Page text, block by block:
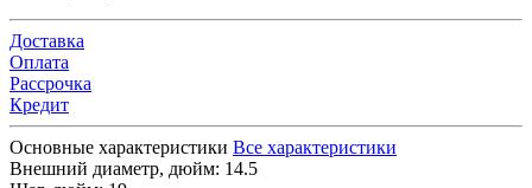
Доставка
Оплата
Рассрочка
Кредит
Основные характеристики Все характеристики
Внешний диаметр, дюйм: 14.5